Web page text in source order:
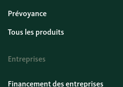
Prévoyance
Tous les produits
Entreprises
Financement des entreprises